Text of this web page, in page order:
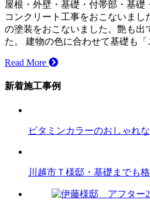
屋根・外壁・基礎・付帯部・基礎
コンクリート工事をおこないまし
の塗装をおこないました。艶も出
た。 建物の色に合わせて基礎も
Read More
新着施工事例
ビタミンカラーのおしゃれ
川越市Ｔ様邸・基礎までも